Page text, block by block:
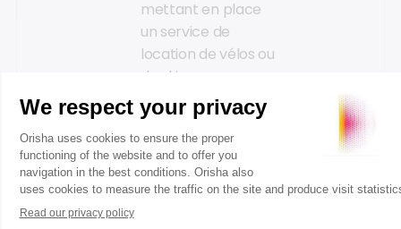
mettant en place
un service de
location de vélos ou
de skis, vous
répondez aux
besoins d’une
clientèle aux usages
différents. Misez sur
la réservation en